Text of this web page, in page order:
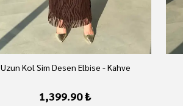
Uzun Kol Sim Desen Elbise - Kahve
1,399.90 ₺